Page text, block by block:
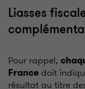
Liasses
Pour rappel,
France doit
résultat au titre